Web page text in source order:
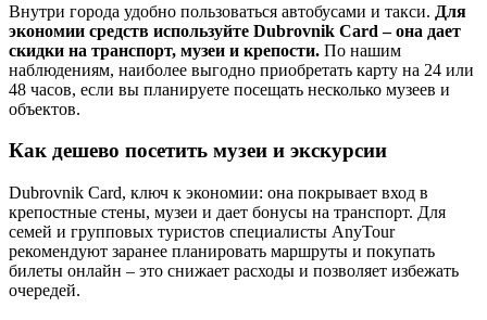
Внутри города удобно пользоваться автобусами и такси. Для
экономии средств используйте Dubrovnik Card – она дает
скидки на транспорт, музеи и крепости. По нашим
наблюдениям, наиболее выгодно приобретать карту на 24 или
48 часов, если вы планируете посещать несколько музеев и
объектов.
Как дешево посетить музеи и экскурсии
Dubrovnik Card, ключ к экономии: она покрывает вход в
крепостные стены, музеи и дает бонусы на транспорт. Для
семей и групповых туристов специалисты AnyTour
рекомендуют заранее планировать маршруты и покупать
билеты онлайн – это снижает расходы и позволяет избежать
очередей.